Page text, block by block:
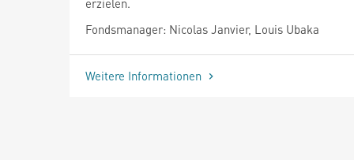
Fondsmanager: Nicolas Janvier, Louis Ubaka
Weitere Informationen